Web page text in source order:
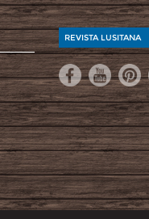
REVISTA LUSITANA